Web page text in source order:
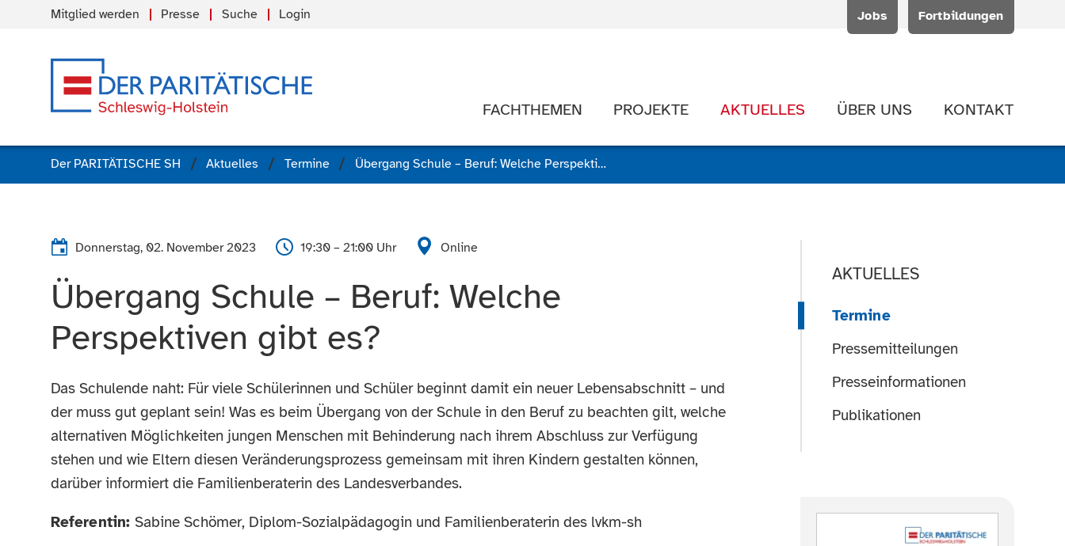
Jobs Fortbildungen
Mitglied werden Presse Suche Login
FACHTHEMEN PROJEKTE AKTUELLES ÜBER UNS KONTAKT
Der PARITÄTISCHE SH Aktuelles Termine Übergang Schule – Beruf: Welche Perspektiven gibt es?
Donnerstag, 02. November 2023 19:30 – 21:00 Uhr Online
Übergang Schule – Beruf: Welche
Perspektiven gibt es?
Das Schulende naht: Für viele Schülerinnen und Schüler beginnt damit ein neuer Lebensabschnitt – und
der muss gut geplant sein! Was es beim Übergang von der Schule in den Beruf zu beachten gilt, welche
alternativen Möglichkeiten jungen Menschen mit Behinderung nach ihrem Abschluss zur Verfügung
stehen und wie Eltern diesen Veränderungsprozess gemeinsam mit ihren Kindern gestalten können,
darüber informiert die Familienberaterin des Landesverbandes.
Referentin: Sabine Schömer, Diplom-Sozialpädagogin und Familienberaterin des lvkm-sh
AKTUELLES
Termine
Pressemitteilungen
Presseinformationen
Publikationen